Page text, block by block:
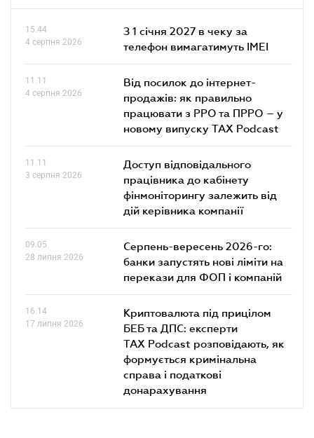
15.44
4 серпня 2026
З 1 січня 2027 в чеку за
телефон вимагатимуть IMEI
11.11
4 серпня 2026
Від посилок до інтернет-
продажів: як правильно
працювати з РРО та ПРРО – у
новому випуску TAX Podcast
11.11
3 серпня 2026
Доступ відповідального
працівника до кабінету
фінмоніторингу залежить від
дій керівника компанії
09.05
28 липня 2026
Серпень-вересень 2026-го:
банки запустять нові ліміти на
перекази для ФОП і компаній
16.14
17 липня 2026
Криптовалюта під прицілом
БЕБ та ДПС: експерти
TAX Podcast розповідають, як
формується кримінальна
справа і податкові
донарахування